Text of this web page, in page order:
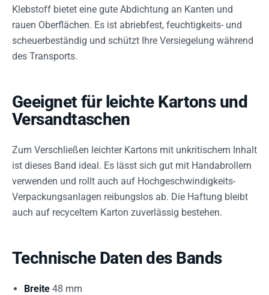
Klebstoff bietet eine gute Abdichtung an Kanten und
rauen Oberflächen. Es ist abriebfest, feuchtigkeits- und
scheuerbeständig und schützt Ihre Versiegelung während
des Transports.
Geeignet für leichte Kartons und
Versandtaschen
Zum Verschließen leichter Kartons mit unkritischem Inhalt
ist dieses Band ideal. Es lässt sich gut mit Handabrollern
verwenden und rollt auch auf Hochgeschwindigkeits-
Verpackungsanlagen reibungslos ab. Die Haftung bleibt
auch auf recyceltem Karton zuverlässig bestehen.
Technische Daten des Bands
Breite 48 mm